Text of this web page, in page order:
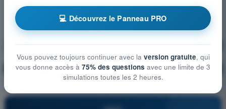
Connaissances générales de l’UAS S'entraîner !
🔒 PRO Explication de la question
💻 Découvrez le Panneau PRO
Vous pouvez toujours continuer avec la version gratuite, qui
vous donne accès à 75% des questions avec une limite de 3
simulations toutes les 2 heures.